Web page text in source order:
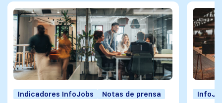
Indicadores InfoJobs Notas de prensa